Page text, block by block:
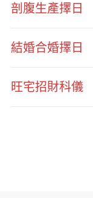
剖腹生產擇日
結婚合婚擇日
旺宅招財科儀